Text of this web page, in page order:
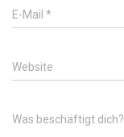
E-Mail *
Website
Was beschäftigt dich?